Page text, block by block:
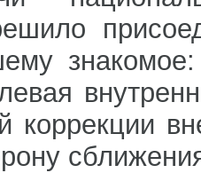
коррекции